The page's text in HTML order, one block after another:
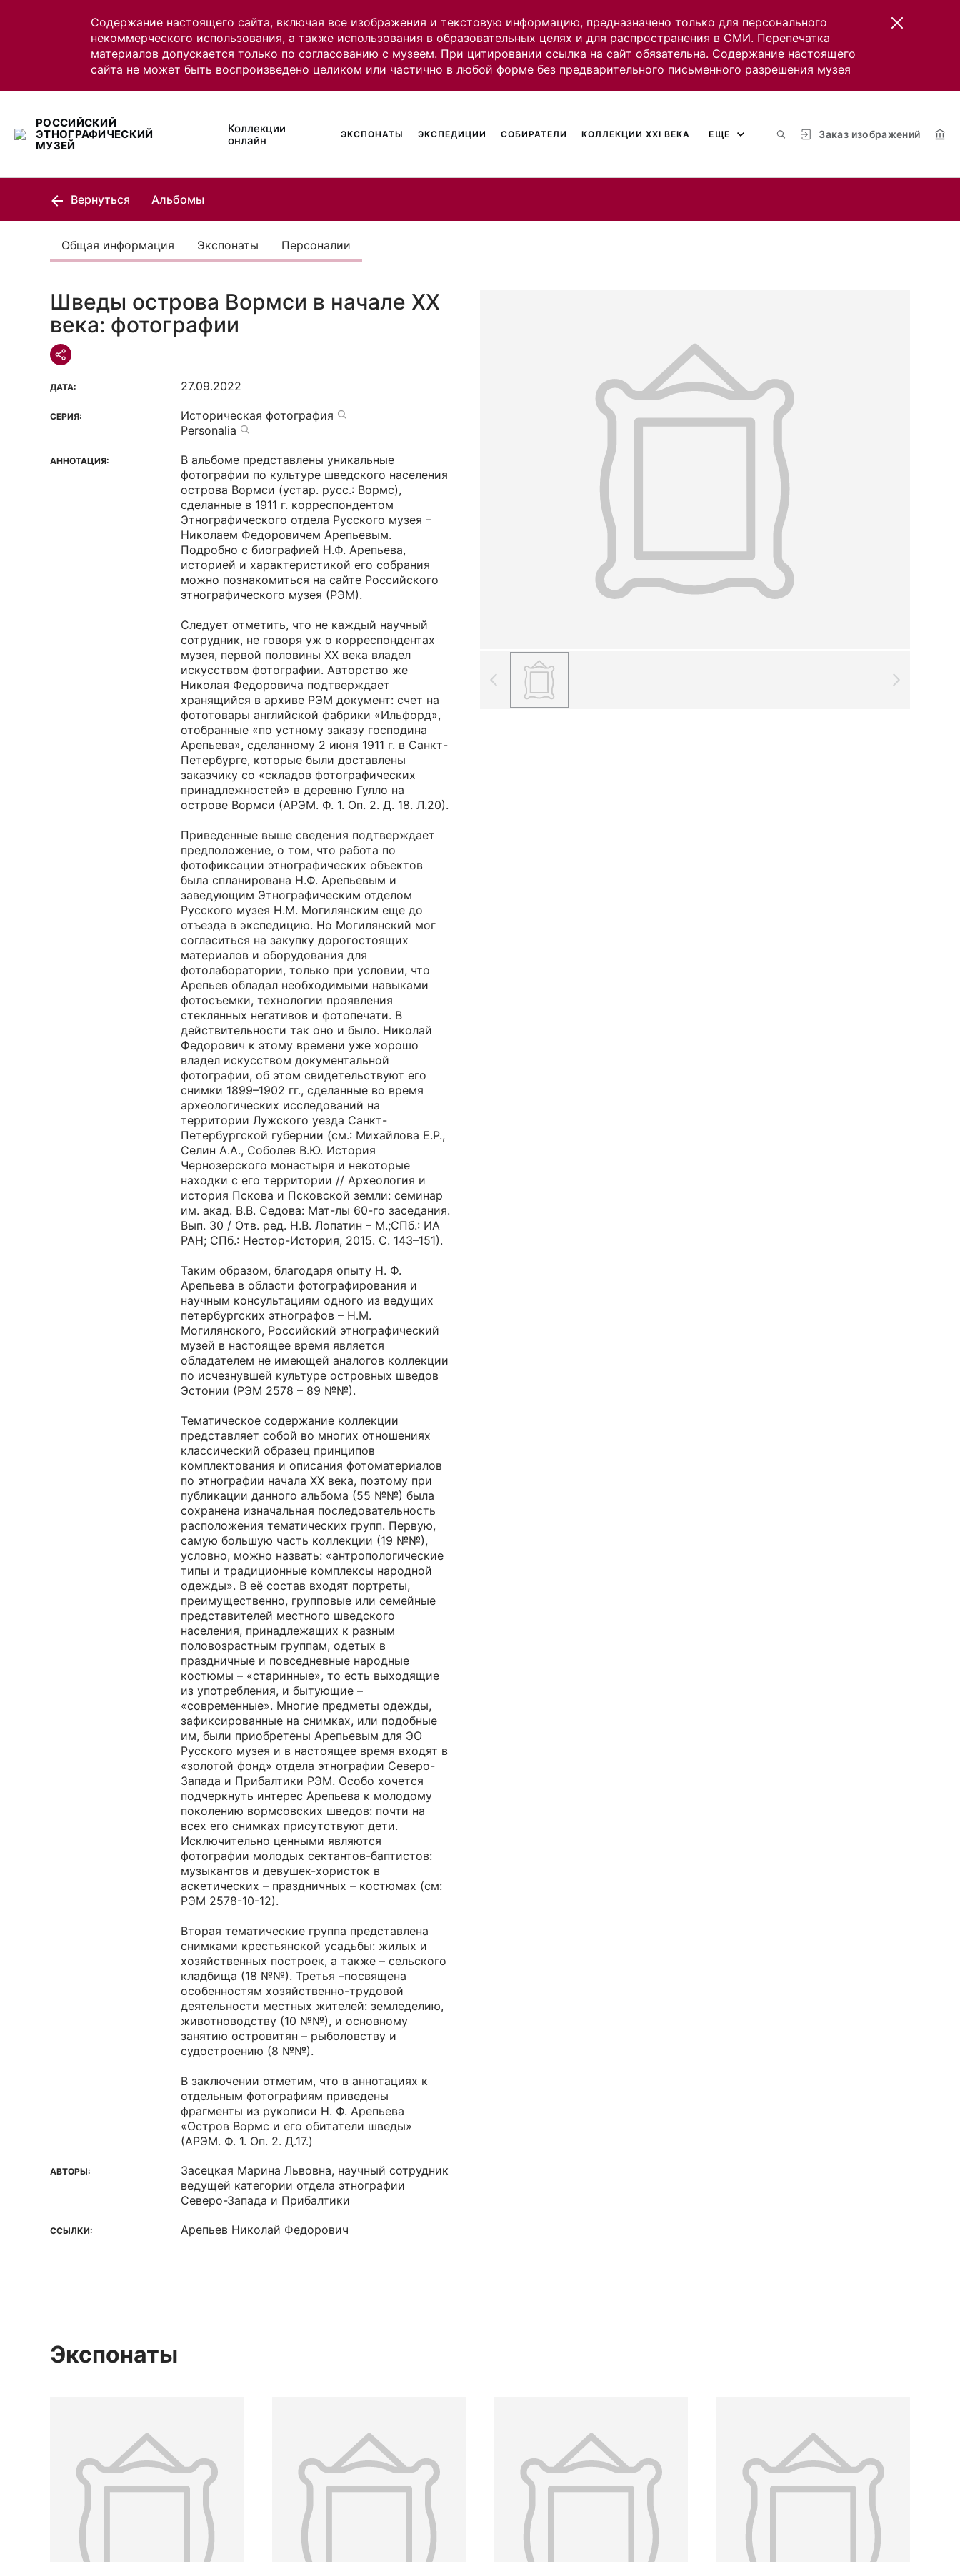
Содержание настоящего сайта, включая все изображения и текстовую информацию, предназначено только для персонального
некоммерческого использования, а также использования в образовательных целях и для распространения в СМИ. Перепечатка
материалов допускается только по согласованию с музеем. При цитировании ссылка на сайт обязательна. Содержание настоящего
сайта не может быть воспроизведено целиком или частично в любой форме без предварительного письменного разрешения музея
РОССИЙСКИЙ
ЭТНОГРАФИЧЕСКИЙ
МУЗЕЙ
Коллекции
онлайн
Заказ изображений
ЭКСПОНАТЫ ЭКСПЕДИЦИИ СОБИРАТЕЛИ КОЛЛЕКЦИИ XXI ВЕКА ЕЩЕ
Вернуться Альбомы
Общая информация Экспонаты Персоналии
Шведы острова Вормси в начале ХХ
века: фотографии
ДАТА: 27.09.2022
СЕРИЯ:
Историческая фотография
Personalia
АННОТАЦИЯ:
В альбоме представлены уникальные
фотографии по культуре шведского населения
острова Вормси (устар. русс.: Вормс),
сделанные в 1911 г. корреспондентом
Этнографического отдела Русского музея –
Николаем Федоровичем Арепьевым.
Подробно с биографией Н.Ф. Арепьева,
историей и характеристикой его собрания
можно познакомиться на сайте Российского
этнографического музея (РЭМ).
Следует отметить, что не каждый научный
сотрудник, не говоря уж о корреспондентах
музея, первой половины ХХ века владел
искусством фотографии. Авторство же
Николая Федоровича подтверждает
хранящийся в архиве РЭМ документ: счет на
фототовары английской фабрики «Ильфорд»,
отобранные «по устному заказу господина
Арепьева», сделанному 2 июня 1911 г. в Санкт-
Петербурге, которые были доставлены
заказчику со «складов фотографических
принадлежностей» в деревню Гулло на
острове Вормси (АРЭМ. Ф. 1. Оп. 2. Д. 18. Л.20).
Приведенные выше сведения подтверждает
предположение, о том, что работа по
фотофиксации этнографических объектов
была спланирована Н.Ф. Арепьевым и
заведующим Этнографическим отделом
Русского музея Н.М. Могилянским еще до
отъезда в экспедицию. Но Могилянский мог
согласиться на закупку дорогостоящих
материалов и оборудования для
фотолаборатории, только при условии, что
Арепьев обладал необходимыми навыками
фотосъемки, технологии проявления
стеклянных негативов и фотопечати. В
действительности так оно и было. Николай
Федорович к этому времени уже хорошо
владел искусством документальной
фотографии, об этом свидетельствуют его
снимки 1899–1902 гг., сделанные во время
археологических исследований на
территории Лужского уезда Санкт-
Петербургской губернии (см.: Михайлова Е.Р.,
Селин А.А., Соболев В.Ю. История
Чернозерского монастыря и некоторые
находки с его территории // Археология и
история Пскова и Псковской земли: семинар
им. акад. В.В. Седова: Мат-лы 60-го заседания.
Вып. 30 / Отв. ред. Н.В. Лопатин – М.;СПб.: ИА
РАН; СПб.: Нестор-История, 2015. С. 143–151).
Таким образом, благодаря опыту Н. Ф.
Арепьева в области фотографирования и
научным консультациям одного из ведущих
петербургских этнографов – Н.М.
Могилянского, Российский этнографический
музей в настоящее время является
обладателем не имеющей аналогов коллекции
по исчезнувшей культуре островных шведов
Эстонии (РЭМ 2578 – 89 №№).
Тематическое содержание коллекции
представляет собой во многих отношениях
классический образец принципов
комплектования и описания фотоматериалов
по этнографии начала XX века, поэтому при
публикации данного альбома (55 №№) была
сохранена изначальная последовательность
расположения тематических групп. Первую,
самую большую часть коллекции (19 №№),
условно, можно назвать: «антропологические
типы и традиционные комплексы народной
одежды». В её состав входят портреты,
преимущественно, групповые или семейные
представителей местного шведского
населения, принадлежащих к разным
половозрастным группам, одетых в
праздничные и повседневные народные
костюмы – «старинные», то есть выходящие
из употребления, и бытующие –
«современные». Многие предметы одежды,
зафиксированные на снимках, или подобные
им, были приобретены Арепьевым для ЭО
Русского музея и в настоящее время входят в
«золотой фонд» отдела этнографии Северо-
Запада и Прибалтики РЭМ. Особо хочется
подчеркнуть интерес Арепьева к молодому
поколению вормсовских шведов: почти на
всех его снимках присутствуют дети.
Исключительно ценными являются
фотографии молодых сектантов-баптистов:
музыкантов и девушек-хористок в
аскетических – праздничных – костюмах (см:
РЭМ 2578-10-12).
Вторая тематические группа представлена
снимками крестьянской усадьбы: жилых и
хозяйственных построек, а также – сельского
кладбища (18 №№). Третья –посвящена
особенностям хозяйственно-трудовой
деятельности местных жителей: земледелию,
животноводству (10 №№), и основному
занятию островитян – рыболовству и
судостроению (8 №№).
В заключении отметим, что в аннотациях к
отдельным фотографиям приведены
фрагменты из рукописи Н. Ф. Арепьева
«Остров Вормс и его обитатели шведы»
(АРЭМ. Ф. 1. Оп. 2. Д.17.)
АВТОРЫ:
Засецкая Марина Львовна, научный сотрудник
ведущей категории отдела этнографии
Северо-Запада и Прибалтики
ССЫЛКИ: Арепьев Николай Федорович
Экспонаты